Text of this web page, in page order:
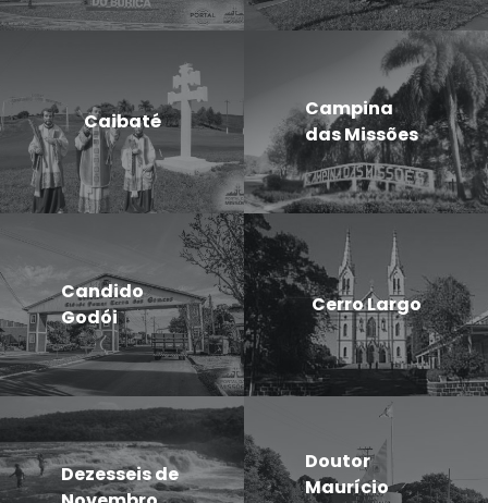
Caibaté
Campina
das Missões
Candido
Godói
Cerro Largo
Dezesseis de
Doutor
Maurício